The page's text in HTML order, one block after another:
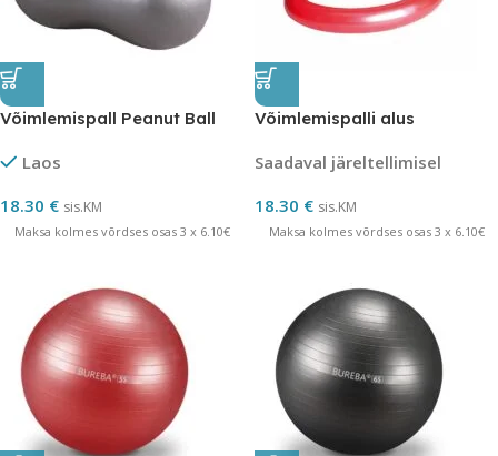
Võimlemispall Peanut Ball
Laos
18.30 € sis.KM
Maksa kolmes võrdses osas 3 x 6.10€
Võimlemispalli alus
Saadaval järeltellimisel
18.30 € sis.KM
Maksa kolmes võrdses osas 3 x 6.10€